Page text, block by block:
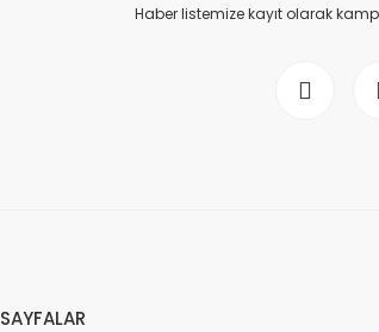
Haber listemize kayıt olarak
SAYFALAR